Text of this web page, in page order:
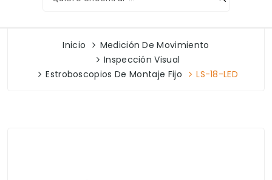
Inicio
Medición De Movimiento
Inspección Visual
Estroboscopios De Montaje Fijo
LS-18-LED